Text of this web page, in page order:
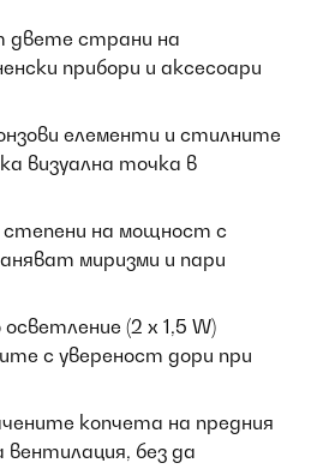
двете страни на
прибори и аксесоари
елементи и стилните
визуална точка в
на мощност с
миризми и пари
(2 x 1,5 W)
с увереност дори при
копчета на предния
без да